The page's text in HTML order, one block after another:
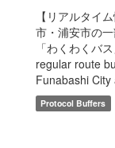
【リアルタイ
市・浦安市の
「わくわくバ
regular route
Funabashi City
Protocol Buffers